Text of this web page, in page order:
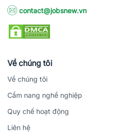
contact@jobsnew.vn
Về chúng tôi
Về chúng tôi
Cẩm nang nghề nghiệp
Quy chế hoạt động
Liên hệ